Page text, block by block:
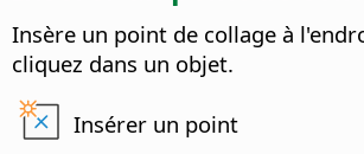
Insère un point de collage à
cliquez dans un objet.
Insérer un point